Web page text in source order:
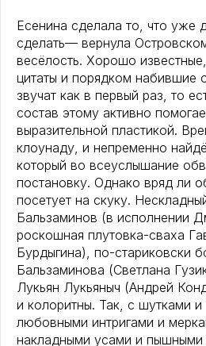
Есенина сделала то, что уже
сделать— вернула
весёлость. Хорошо
цитаты и порядком набившие
звучат как в первый раз, то
состав этому активно
выразительной пластикой.
клоунаду, и непременно
который во всеуслышание
постановку. Однако вряд ли
посетует на скуку.
Бальзаминов (в исполнении
роскошная плутовка-сваха
Бурдыгина), по-стариковски
Бальзаминова (Светлана
Лукьян Лукьяныч (Андрей
и колоритны. Так, с шутками и
любовными интригами и
накладными усами и пышными